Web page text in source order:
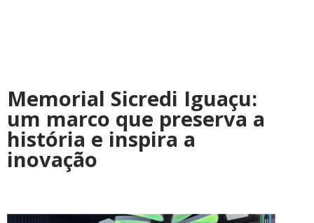
Memorial Sicredi Iguaçu:
um marco que preserva a
história e inspira a
inovação